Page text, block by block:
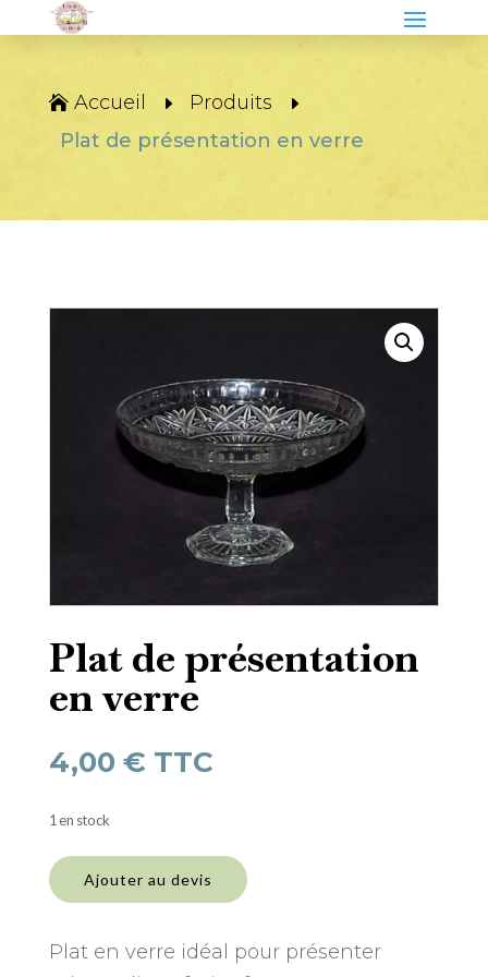
Accueil
Produits
Plat de présentation en verre
Plat de présentation
en verre
4,00 € TTC
1 en stock
de
Plat
présentation
Ajouter au devis
Plat en verre idéal pour présenter